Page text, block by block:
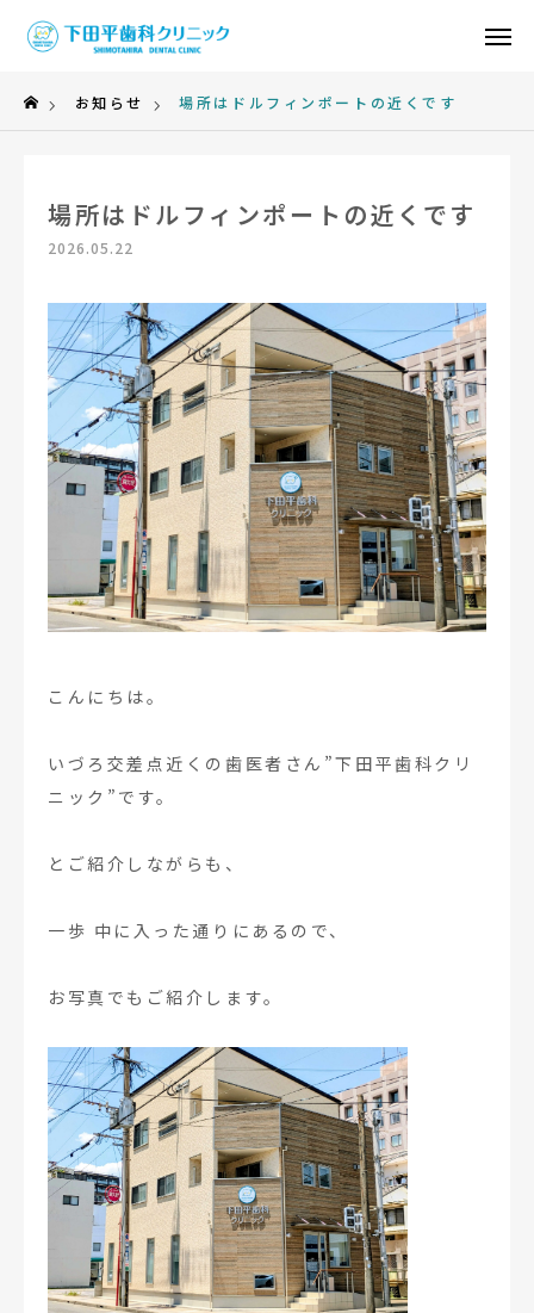
お知らせ 場所はドルフィンポートの近くです
場所はドルフィンポートの近くです
2026.05.22
こんにちは。
いづろ交差点近くの歯医者さん”下田平歯科クリ
ニック”です。
とご紹介しながらも、
一歩 中に入った通りにあるので、
お写真でもご紹介します。
TOP
診療案内
お知らせ
お問い合わせ